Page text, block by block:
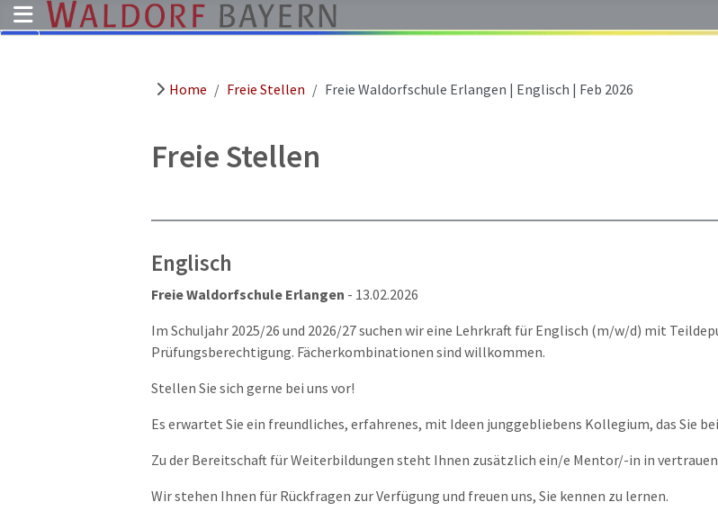
Home Freie Stellen Freie Waldorfschule Erlangen | Englisch | Feb 2026
Freie Stellen
Englisch
Freie Waldorfschule Erlangen - 13.02.2026
Im Schuljahr 2025/26 und 2026/27 suchen wir eine Lehrkraft für Englisch (m/w/d) mit
Prüfungsberechtigung. Fächerkombinationen sind willkommen.
Stellen Sie sich gerne bei uns vor!
Es erwartet Sie ein freundliches, erfahrenes, mit Ideen junggebliebens Kollegium, das Sie
Zu der Bereitschaft für Weiterbildungen steht Ihnen zusätzlich ein/e Mentor/-in in
Wir stehen Ihnen für Rückfragen zur Verfügung und freuen uns, Sie kennen zu lernen.